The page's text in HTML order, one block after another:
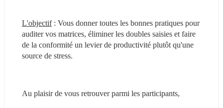
L'objectif : Vous donner toutes les bonnes pratiques pour
auditer vos matrices, éliminer les doubles saisies et faire
de la conformité un levier de productivité plutôt qu'une
source de stress.
Au plaisir de vous retrouver parmi les participants,